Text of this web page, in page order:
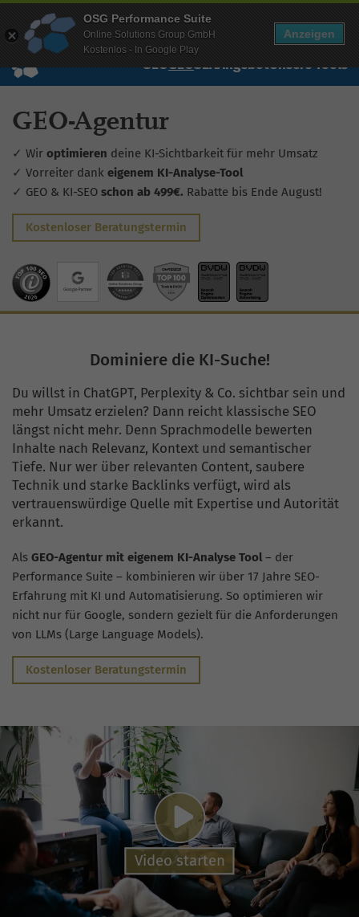
Wissen Free Checks Über uns Free Account
SEOGEOSEAAngebotUnsere Tools
GEO-Agentur
✓ Wir optimieren deine KI-Sichtbarkeit für mehr Umsatz
✓ Vorreiter dank eigenem KI-Analyse-Tool
✓ GEO & KI-SEO schon ab 499€. Rabatte bis Ende August!
Kostenloser Beratungstermin
Dominiere die KI-Suche!
Du willst in ChatGPT, Perplexity & Co. sichtbar sein und
mehr Umsatz erzielen? Dann reicht klassische SEO
längst nicht mehr. Denn Sprachmodelle bewerten
Inhalte nach Relevanz, Kontext und semantischer
Tiefe. Nur wer über relevanten Content, saubere
Technik und starke Backlinks verfügt, wird als
vertrauenswürdige Quelle mit Expertise und Autorität
erkannt.
Als GEO-Agentur mit eigenem KI-Analyse Tool– der
Performance Suite – kombinieren wir über 17 Jahre SEO-
Erfahrung mit KI und Automatisierung. So optimieren wir
nicht nur für Google, sondern gezielt für die Anforderungen
von LLMs (Large Language Models).
Kostenloser Beratungstermin
Video starten
OSG Performance Suite
Online Solutions Group GmbH
Kostenlos - In Google Play
Anzeigen